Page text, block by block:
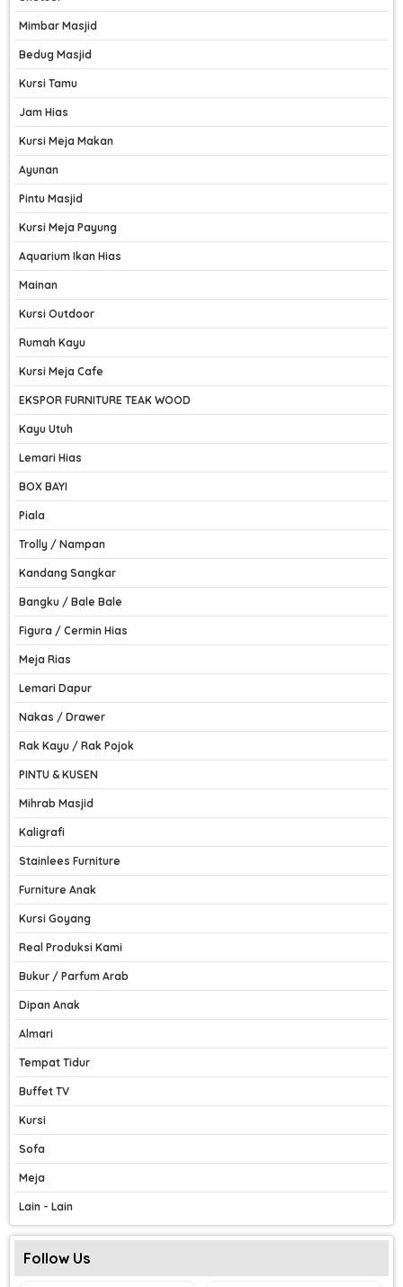
Mimbar Masjid
Bedug Masjid
Kursi Tamu
Jam Hias
Kursi Meja Makan
Ayunan
Pintu Masjid
Kursi Meja Payung
Aquarium Ikan Hias
Mainan
Kursi Outdoor
Rumah Kayu
Kursi Meja Cafe
EKSPOR FURNITURE TEAK WOOD
Kayu Utuh
Lemari Hias
BOX BAYI
Piala
Trolly / Nampan
Kandang Sangkar
Bangku / Bale Bale
Figura / Cermin Hias
Meja Rias
Lemari Dapur
Nakas / Drawer
Rak Kayu / Rak Pojok
PINTU & KUSEN
Mihrab Masjid
Kaligrafi
Stainlees Furniture
Furniture Anak
Kursi Goyang
Real Produksi Kami
Bukur / Parfum Arab
Dipan Anak
Almari
Tempat Tidur
Buffet TV
Kursi
Sofa
Meja
Lain - Lain
Follow Us